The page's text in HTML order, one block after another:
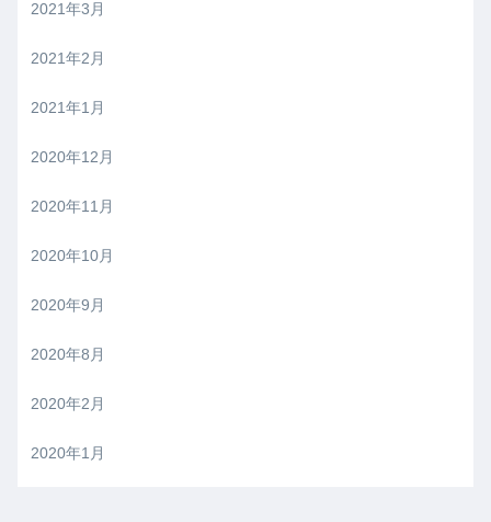
2021年3月
2021年2月
2021年1月
2020年12月
2020年11月
2020年10月
2020年9月
2020年8月
2020年2月
2020年1月